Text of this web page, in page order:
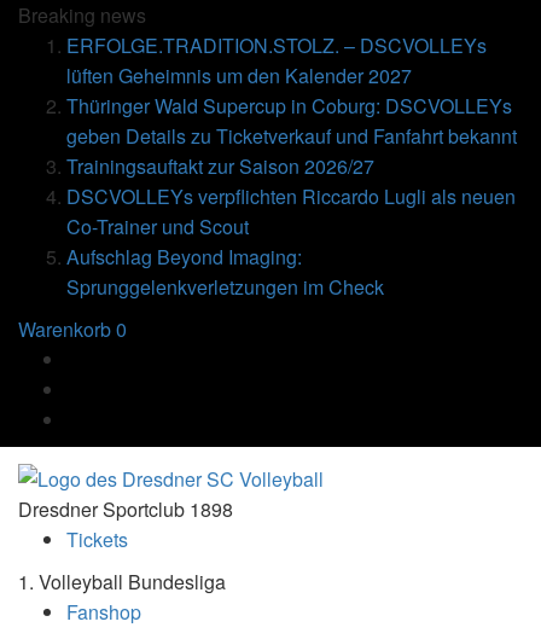
Breaking news
ERFOLGE.TRADITION.STOLZ. – DSCVOLLEYs
lüften Geheimnis um den Kalender 2027
Thüringer Wald Supercup in Coburg: DSCVOLLEYs
geben Details zu Ticketverkauf und Fanfahrt bekannt
Trainingsauftakt zur Saison 2026/27
DSCVOLLEYs verpflichten Riccardo Lugli als neuen
Co-Trainer und Scout
Aufschlag Beyond Imaging:
Sprunggelenkverletzungen im Check
Warenkorb0
Dresdner Sportclub 1898
Tickets
1. Volleyball Bundesliga
Fanshop